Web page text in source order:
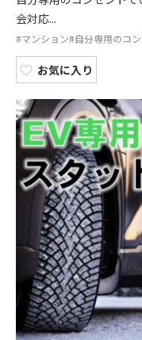
会対応...
#マンション#自分専用のコ
お気に入り